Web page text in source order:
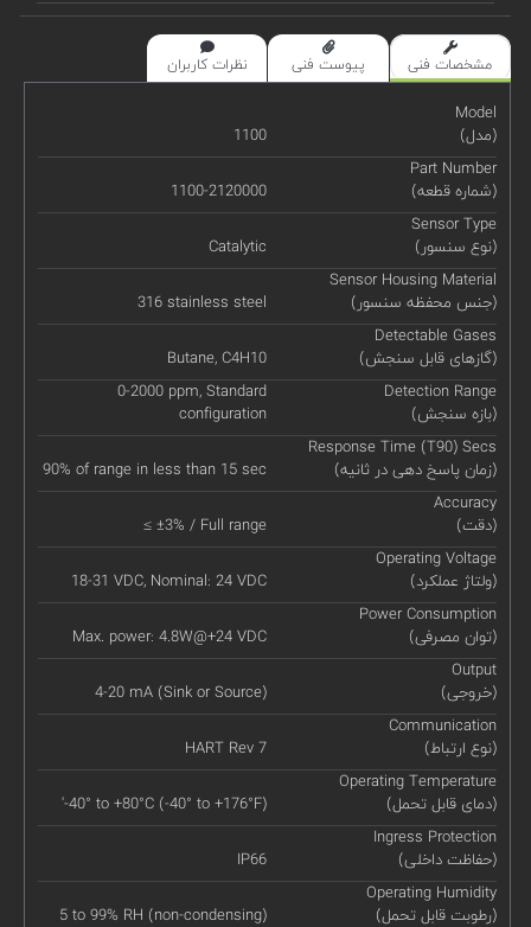
مشخصات فنی پیوست فنی نظرات کاربران
Model
(مدل)
1100
Part Number
(شماره قطعه)
1100-2120000
Sensor Type
(نوع سنسور)
Catalytic
Sensor Housing Material
(جنس محفظه سنسور)
316 stainless steel
Detectable Gases
(گازهای قابل سنجش)
Butane, C4H10
Detection Range
(بازه سنجش)
0-2000 ppm, Standard
configuration
Response Time (T90) Secs
(زمان پاسخ دهی در ثانیه)
90% of range in less than 15 sec
Accuracy
(دقت)
≤ ±3% / Full range
Operating Voltage
(ولتاژ عملکرد)
18-31 VDC, Nominal: 24 VDC
Power Consumption
(توان مصرفی)
Max. power: 4.8W@+24 VDC
Output
(خروجی)
4-20 mA (Sink or Source)
Communication
(نوع ارتباط)
HART Rev 7
Operating Temperature
(دمای قابل تحمل)
'-40° to +80°C (-40° to +176°F)
Ingress Protection
(حفاظت داخلی)
IP66
Operating Humidity
(رطوبت قابل تحمل)
5 to 99% RH (non-condensing)